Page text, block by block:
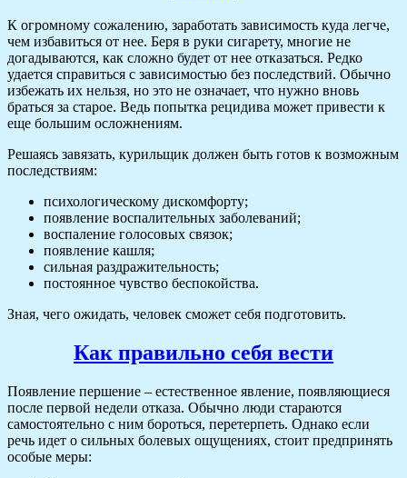
К огромному сожалению, заработать зависимость куда легче,
чем избавиться от нее. Беря в руки сигарету, многие не
догадываются, как сложно будет от нее отказаться. Редко
удается справиться с зависимостью без последствий. Обычно
избежать их нельзя, но это не означает, что нужно вновь
браться за старое. Ведь попытка рецидива может привести к
еще большим осложнениям.
Решаясь завязать, курильщик должен быть готов к возможным
последствиям:
психологическому дискомфорту;
появление воспалительных заболеваний;
воспаление голосовых связок;
появление кашля;
сильная раздражительность;
постоянное чувство беспокойства.
Зная, чего ожидать, человек сможет себя подготовить.
Как правильно себя вести
Появление першение – естественное явление, появляющиеся
после первой недели отказа. Обычно люди стараются
самостоятельно с ним бороться, перетерпеть. Однако если
речь идет о сильных болевых ощущениях, стоит предпринять
особые меры: